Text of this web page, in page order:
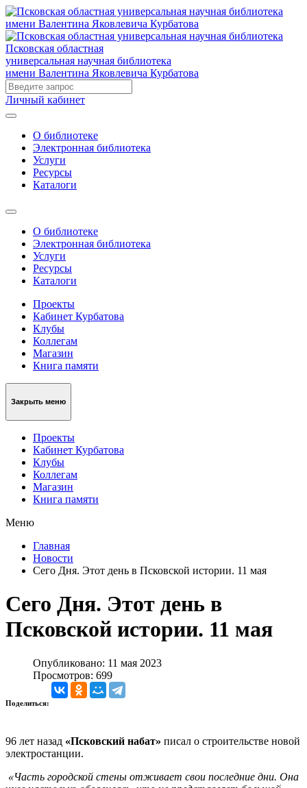
Псковская областная
универсальная научная библиотека
имени Валентина Яковлевича Курбатова
Личный кабинет
О библиотеке
Электронная библиотека
Услуги
Ресурсы
Каталоги
О библиотеке
Электронная библиотека
Услуги
Ресурсы
Каталоги
Проекты
Кабинет Курбатова
Клубы
Коллегам
Магазин
Книга памяти
Закрыть меню
Проекты
Кабинет Курбатова
Клубы
Коллегам
Магазин
Книга памяти
Меню
Главная
Новости
Сего Дня. Этот день в Псковской истории. 11 мая
Сего Дня. Этот день в
Псковской истории. 11 мая
Опубликовано: 11 мая 2023
Просмотров: 699
Поделиться:
96 лет назад «Псковский набат» писал о строительстве новой
электростанции.
«Часть городской стены отживает свои последние дни. Она